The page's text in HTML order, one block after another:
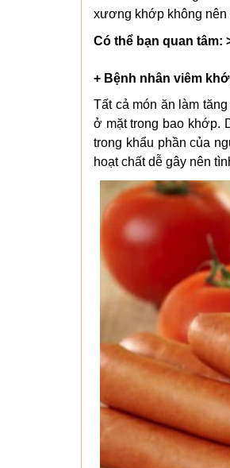
xương khớp không nên
Có thể bạn quan tâm:
+ Bệnh nhân viêm
Tất cả món ăn làm
ở mặt trong bao khớp.
trong khẩu phần của
hoạt chất dễ gây nên